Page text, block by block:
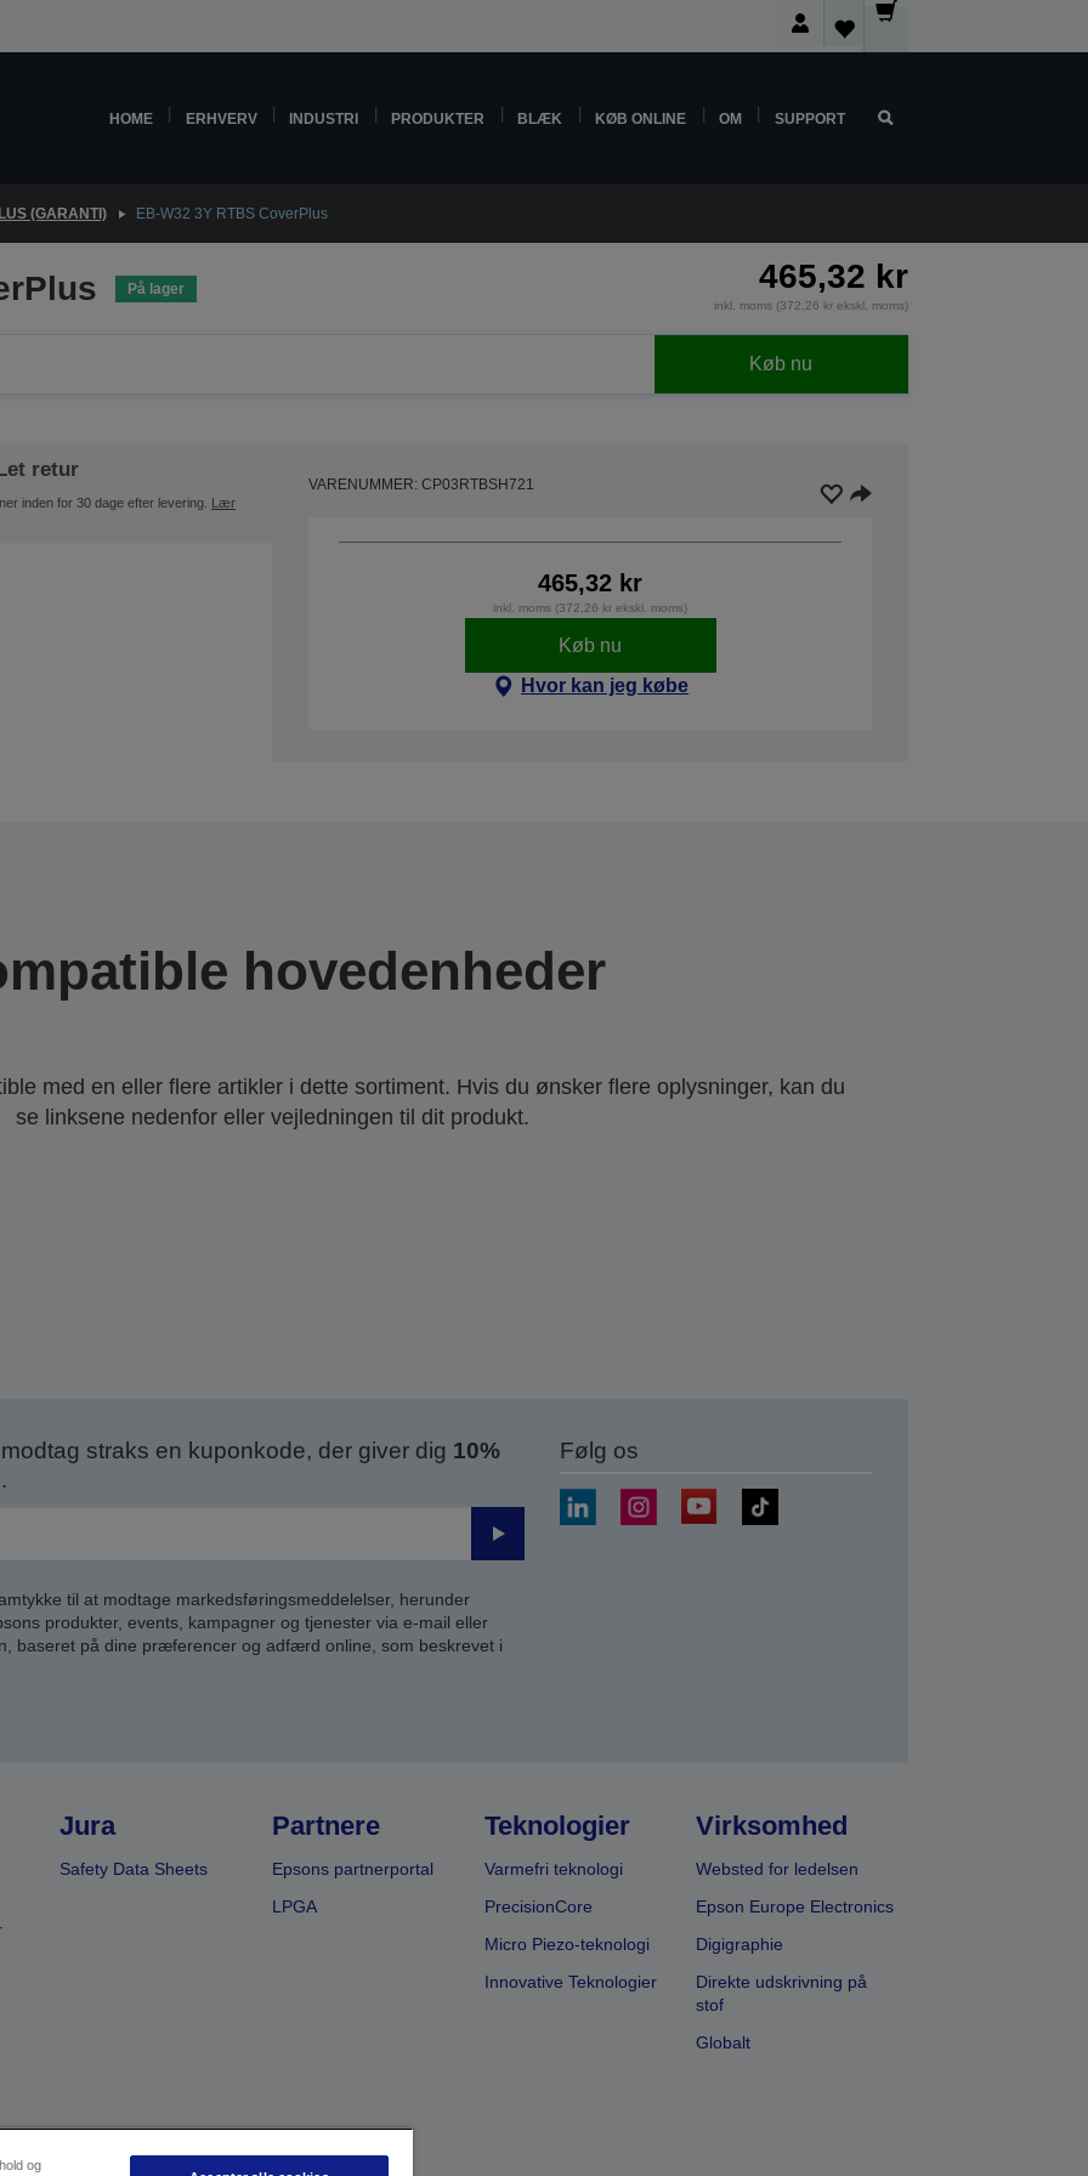
HOME ERHVERV INDUSTRI PRODUKTER BLÆK KØB ONLINE OM SUPPORT
(GARANTI) EB-W32 3Y RTBS CoverPlus
På lager 465,32 kr
inkl. moms (372,26 kr ekskl. moms)
Køb nu
retur
inden for 30 dage efter levering. Lær
VARENUMMER: CP03RTBSH721
465,32 kr
inkl. moms (372,26 kr ekskl. moms)
Køb nu
Hvor kan jeg købe
hovedenheder
med en eller flere artikler i dette sortiment. Hvis du ønsker flere oplysninger, kan du
se linksene nedenfor eller vejledningen til dit produkt.
straks en kuponkode, der giver dig 10%
Send
til at modtage markedsføringsmeddelelser, herunder
produkter, events, kampagner og tjenester via e-mail eller
baseret på dine præferencer og adfærd online, som beskrevet i
Følg os
Jura
Safety Data Sheets
Partnere
Epsons partnerportal
LPGA
Teknologier
Varmefri teknologi
PrecisionCore
Micro Piezo-teknologi
Innovative Teknologier
Virksomhed
Websted for ledelsen
Epson Europe Electronics
Digigraphie
Direkte udskrivning på
stof
Globalt
og